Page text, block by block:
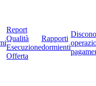
Report
Qualità
Esecuzione
Offerta
Rapporti
dormienti